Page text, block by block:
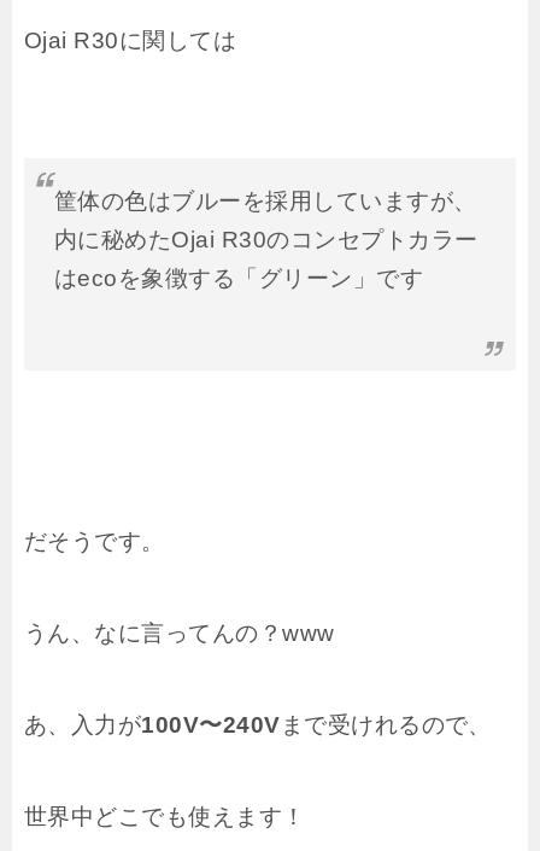
Ojai R30に関しては
筐体の色はブルーを採用していますが、
内に秘めたOjai R30のコンセプトカラー
はecoを象徴する「グリーン」です
だそうです。
うん、なに言ってんの？www
あ、入力が100V〜240Vまで受けれるので、
世界中どこでも使えます！